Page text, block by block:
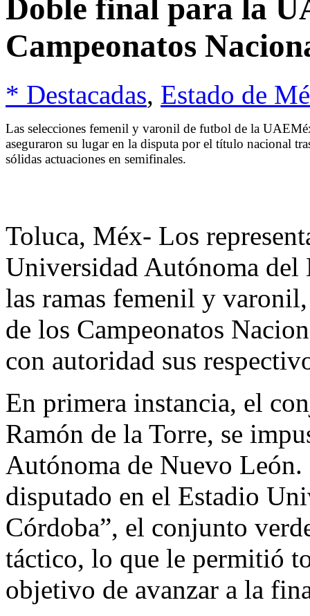
Doble final para la
Campeonatos
* Destacadas, Estado de
Las selecciones femenil y varonil de futbol de la
aseguraron su lugar en la disputa por el título nacional
sólidas actuaciones en semifinales.
Toluca, Méx- Los
Universidad Autónoma
las ramas femenil y
de los Campeonatos
con autoridad sus
En primera instancia, el
Ramón de la Torre, se
Autónoma de Nuevo León.
disputado en el Estadio
Córdoba”, el conjunto
táctico, lo que le permitió
objetivo de avanzar a la